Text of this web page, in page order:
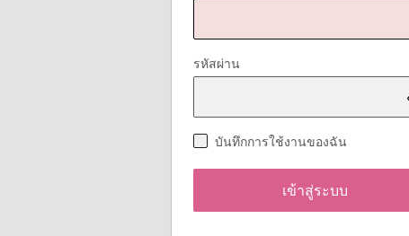
รหัสผ่าน
บันทึกการใช้งานของฉัน